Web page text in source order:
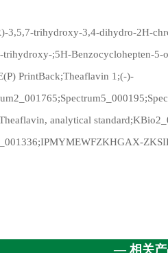
trihydroxy-3,4-dihydro-2H-
;5H-Benzocyclohepten-
PrintBack;Theaflavin 1;(-)-
analytical
— 相关